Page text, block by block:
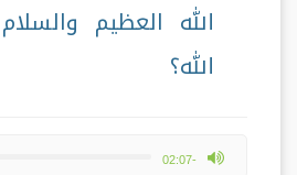
الله العظيم
الله؟
-02:07
max volume